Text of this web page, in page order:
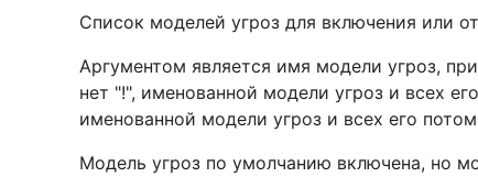
Список моделей угроз для включения или
Аргументом является имя модели угроз,
нет "!", именованной модели угроз и всех
именованной модели угроз и всех его
Модель угроз по умолчанию включена, но